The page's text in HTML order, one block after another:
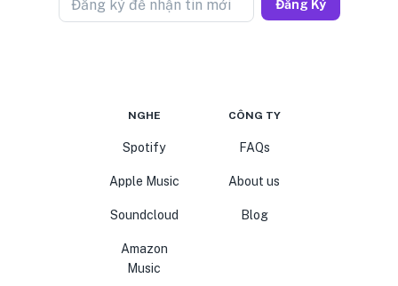
Đăng ký để nhận tin mới Đăng Ký
NGHE
Spotify
Apple Music
Soundcloud
Amazon
Music
CÔNG TY
FAQs
About us
Blog